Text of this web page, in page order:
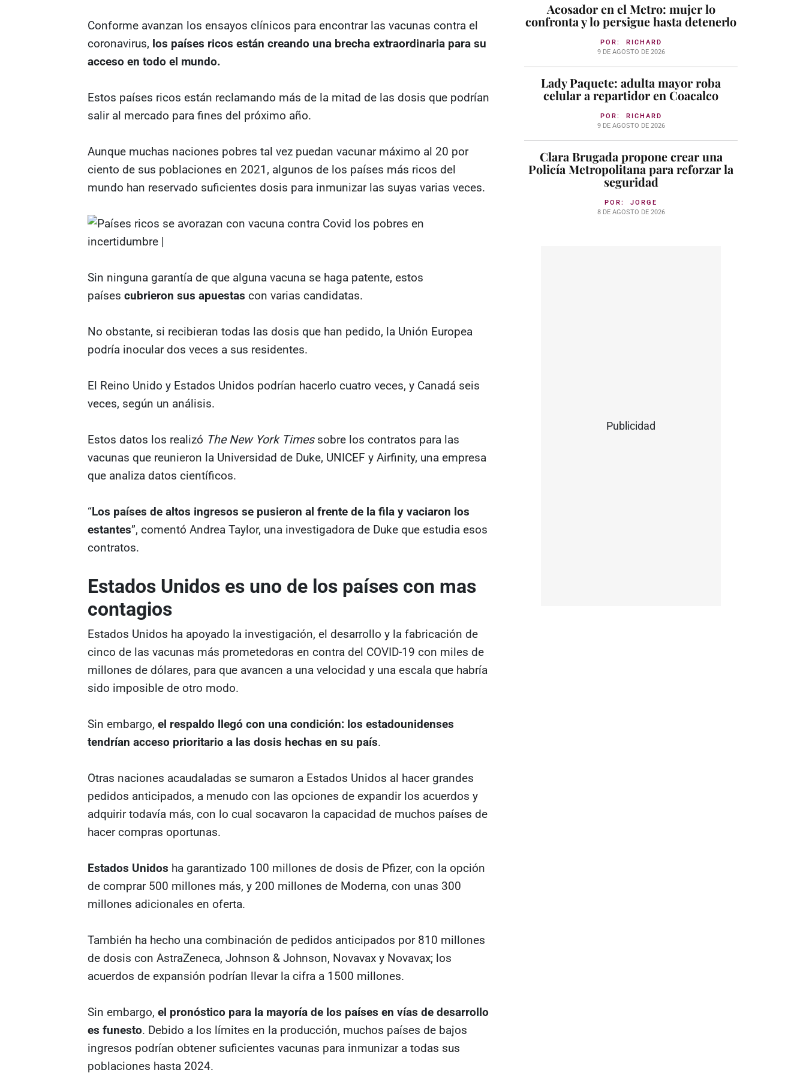
Conforme avanzan los ensayos clínicos para encontrar las vacunas contra el
coronavirus, los países ricos están creando una brecha extraordinaria para su
acceso en todo el mundo.
Estos países ricos están reclamando más de la mitad de las dosis que podrían
salir al mercado para fines del próximo año.
Aunque muchas naciones pobres tal vez puedan vacunar máximo al 20 por
ciento de sus poblaciones en 2021, algunos de los países más ricos del
mundo han reservado suficientes dosis para inmunizar las suyas varias veces.
Sin ninguna garantía de que alguna vacuna se haga patente, estos
países cubrieron sus apuestas con varias candidatas.
No obstante, si recibieran todas las dosis que han pedido, la Unión Europea
podría inocular dos veces a sus residentes.
El Reino Unido y Estados Unidos podrían hacerlo cuatro veces, y Canadá seis
veces, según un análisis.
Estos datos los realizó The New York Timessobre los contratos para las
vacunas que reunieron la Universidad de Duke, UNICEF y Airfinity, una empresa
que analiza datos científicos.
“Los países de altos ingresos se pusieron al frente de la fila y vaciaron los
estantes”, comentó Andrea Taylor, una investigadora de Duke que estudia esos
contratos.
Estados Unidos es uno de los países con mas
contagios
Estados Unidos ha apoyado la investigación, el desarrollo y la fabricación de
cinco de las vacunas más prometedoras en contra del COVID-19 con miles de
millones de dólares, para que avancen a una velocidad y una escala que habría
sido imposible de otro modo.
Sin embargo, el respaldo llegó con una condición: los estadounidenses
tendrían acceso prioritario a las dosis hechas en su país.
Otras naciones acaudaladas se sumaron a Estados Unidos al hacer grandes
pedidos anticipados, a menudo con las opciones de expandir los acuerdos y
adquirir todavía más, con lo cual socavaron la capacidad de muchos países de
hacer compras oportunas.
Estados Unidos ha garantizado 100 millones de dosis de Pfizer, con la opción
de comprar 500 millones más, y 200 millones de Moderna, con unas 300
millones adicionales en oferta.
También ha hecho una combinación de pedidos anticipados por 810 millones
de dosis con AstraZeneca, Johnson & Johnson, Novavax y Novavax; los
acuerdos de expansión podrían llevar la cifra a 1500 millones.
Sin embargo, el pronóstico para la mayoría de los países en vías de desarrollo
es funesto. Debido a los límites en la producción, muchos países de bajos
ingresos podrían obtener suficientes vacunas para inmunizar a todas sus
poblaciones hasta 2024.
Acosador en el Metro: mujer lo
confronta y lo persigue hasta detenerlo
POR: RICHARD
9 DE AGOSTO DE 2026
Lady Paquete: adulta mayor roba
celular a repartidor en Coacalco
POR: RICHARD
9 DE AGOSTO DE 2026
Clara Brugada propone crear una
Policía Metropolitana para reforzar la
seguridad
POR: JORGE
8 DE AGOSTO DE 2026
Publicidad